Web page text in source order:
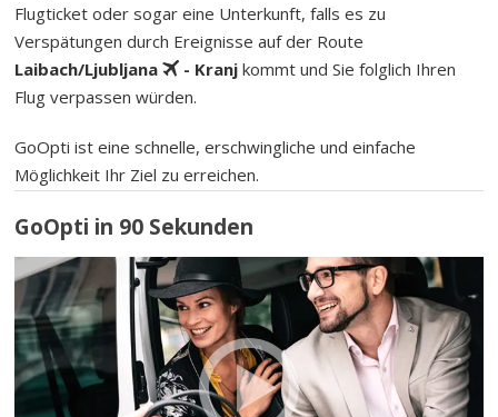
Flugticket oder sogar eine Unterkunft, falls es zu
Verspätungen durch Ereignisse auf der Route
Laibach/Ljubljana
- Kranj kommt und Sie folglich Ihren
Flug verpassen würden.
GoOpti ist eine schnelle, erschwingliche und einfache
Möglichkeit Ihr Ziel zu erreichen.
GoOpti in 90 Sekunden